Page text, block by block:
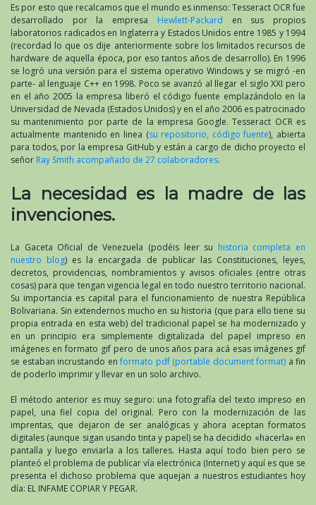
Es por esto que recalcamos que el mundo es inmenso: Tesseract OCR fue
desarrollado por la empresa Hewlett-Packard en sus propios
laboratorios radicados en Inglaterra y Estados Unidos entre 1985 y 1994
(recordad lo que os dije anteriormente sobre los limitados recursos de
hardware de aquella época, por eso tantos años de desarrollo). En 1996
se logró una versión para el sistema operativo Windows y se migró -en
parte- al lenguaje C++ en 1998. Poco se avanzó al llegar el siglo XXI pero
en el año 2005 la empresa liberó el código fuente emplazándolo en la
Universidad de Nevada (Estados Unidos) y en el año 2006 es patrocinado
su mantenimiento por parte de la empresa Google. Tesseract OCR es
actualmente mantenido en linea (su repositorio, código fuente), abierta
para todos, por la empresa GitHub y están a cargo de dicho proyecto el
señor Ray Smith acompañado de 27 colaboradores.
La necesidad es la madre de las
invenciones.
La Gaceta Oficial de Venezuela (podéis leer su historia completa en
nuestro blog) es la encargada de publicar las Constituciones, leyes,
decretos, providencias, nombramientos y avisos oficiales (entre otras
cosas) para que tengan vigencia legal en todo nuestro territorio nacional.
Su importancia es capital para el funcionamiento de nuestra República
Bolivariana. Sin extendernos mucho en su historia (que para ello tiene su
propia entrada en esta web) del tradicional papel se ha modernizado y
en un principio era simplemente digitalizada del papel impreso en
imágenes en formato gif pero de unos años para acá esas imágenes gif
se estaban incrustando enformato pdf (portable document format) a fin
de poderlo imprimir y llevar en un solo archivo.
El método anterior es muy seguro: una fotografía del texto impreso en
papel, una fiel copia del original. Pero con la modernización de las
imprentas, que dejaron de ser analógicas y ahora aceptan formatos
digitales (aunque sigan usando tinta y papel) se ha decidido «hacerla» en
pantalla y luego enviarla a los talleres. Hasta aquí todo bien pero se
planteó el problema de publicar vía electrónica (Internet) y aquí es que se
presenta el dichoso problema que aquejan a nuestros estudiantes hoy
día: EL INFAME COPIAR Y PEGAR.